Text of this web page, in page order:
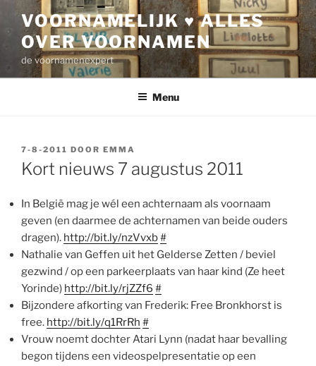
inhoud
VOORNAMELIJK ♥ ALLES
OVER VOORNAMEN
de voornamenexpert
Menu
GEPLAATST
OP
7-8-2011 DOOR EMMA
Kort nieuws 7 augustus 2011
In België mag je wél een achternaam als voornaam
geven (en daarmee de achternamen van beide ouders
dragen). http://bit.ly/nzVvxb#
Nathalie van Geffen uit het Gelderse Zetten / beviel
gezwind / op een parkeerplaats van haar kind (Ze heet
Yorinde) http://bit.ly/rjZZf6 #
Bijzondere afkorting van Frederik: Free Bronkhorst is
free. http://bit.ly/q1RrRh #
Vrouw noemt dochter Atari Lynn (nadat haar bevalling
begon tijdens een videospelpresentatie op een